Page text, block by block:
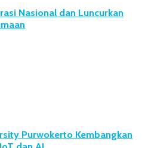
Nasional dan Luncurkan
Purwokerto Kembangkan